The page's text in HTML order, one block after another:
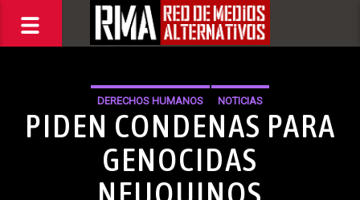
DERECHOS HUMANOS NOTICIAS
PIDEN CONDENAS PARA
GENOCIDAS